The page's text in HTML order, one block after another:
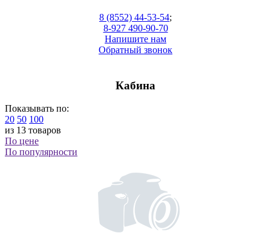
8 (8552) 44-53-54;
8-927 490-90-70
Напишите нам
Обратный звонок
Кабина
Показывать по:
20 50 100
из 13 товаров
По цене
По популярности